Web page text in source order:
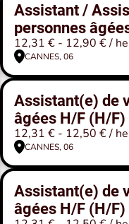
Assistant /
personnes
12,31 € - 12,90 € /
CANNES, 06
Assistant(e) de
âgées H/F (H/F)
12,31 € - 12,50 € /
CANNES, 06
Assistant(e) de
âgées H/F (H/F)